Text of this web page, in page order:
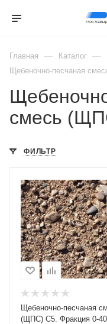
Главная — Каталог —
Щебеночно-песчаная
смесь
ФИЛЬТР
Щебеночно-песчаная
(ЩПС) С5. Фракция 0-